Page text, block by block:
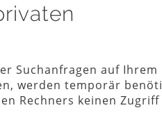
Suchanfragen auf Ihrem
werden temporär
Rechners keinen